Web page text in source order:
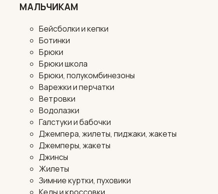
МАЛЬЧИКАМ
Бейсболки и кепки
Ботинки
Брюки
Брюки школа
Брюки, полукомбинезоны
Варежки и перчатки
Ветровки
Водолазки
Галстуки и бабочки
Джемпера, жилеты, пиджаки, жакеты
Джемперы, жакеты
Джинсы
Жилеты
Зимние куртки, пуховики